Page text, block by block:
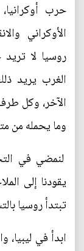
حرب
الأوكراني
روسيا لا تريد
الغرب يريد
الآخر، وكل
وما يحمله من
لنمضي في
يقودنا إلى
تبتدأ روسيا
ابدأ في